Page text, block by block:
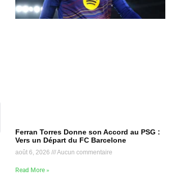
Ferran Torres Donne son Accord au PSG :
Vers un Départ du FC Barcelone
août 6, 2026 Aucun commentaire
Read More »